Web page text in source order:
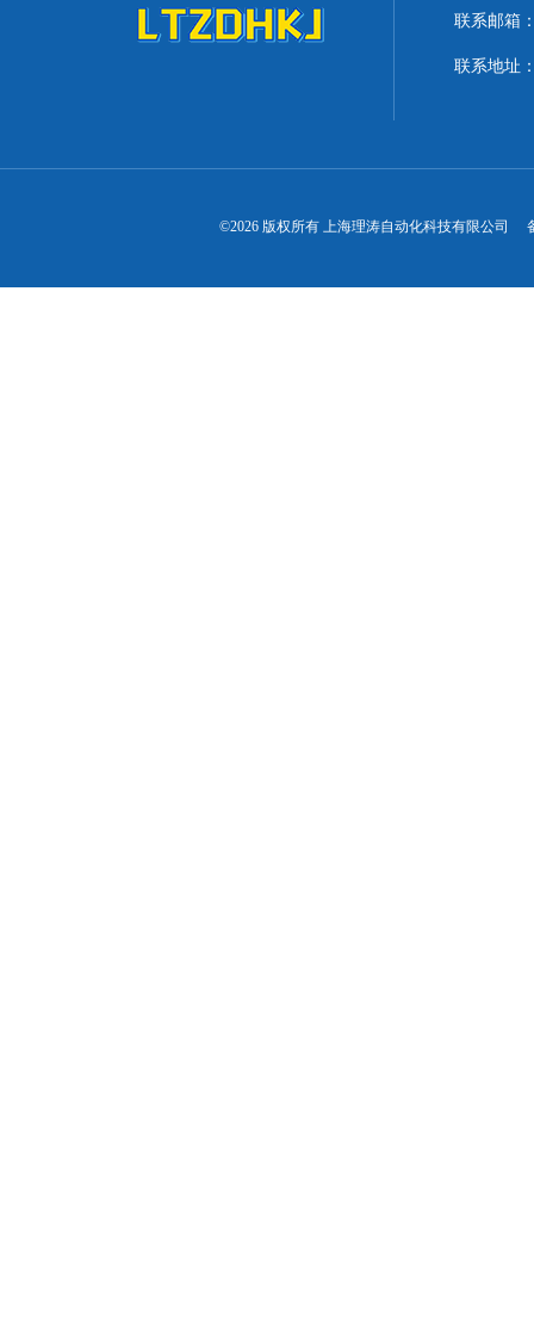
联系邮箱
联系地址
©2026 版权所有 上海理涛自动化科技有限公司